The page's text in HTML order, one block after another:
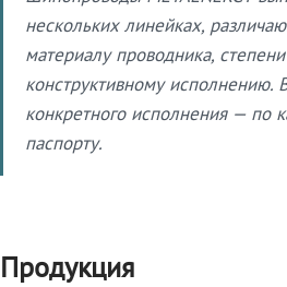
нескольких линейках,
материалу проводника,
конструктивному исполнению.
конкретного исполнения — по
паспорту.
Продукция